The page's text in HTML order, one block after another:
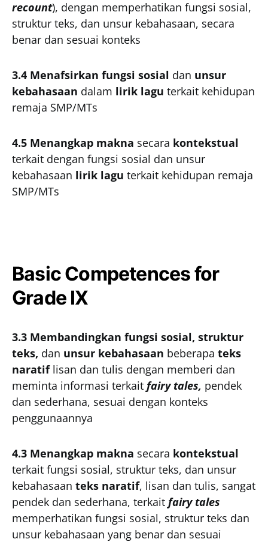
recount), dengan memperhatikan fungsi sosial,
struktur teks, dan unsur kebahasaan, secara
benar dan sesuai konteks
3.4 Menafsirkan fungsi sosial dan unsur
kebahasaan dalam lirik lagu terkait kehidupan
remaja SMP/MTs
4.5 Menangkap makna secara kontekstual
terkait dengan fungsi sosial dan unsur
kebahasaan lirik lagu terkait kehidupan remaja
SMP/MTs
Basic Competences for
Grade IX
3.3 Membandingkan fungsi sosial, struktur
teks, dan unsur kebahasaan beberapa teks
naratiflisan dan tulis dengan memberi dan
meminta informasi terkait fairy tales, pendek
dan sederhana, sesuai dengan konteks
penggunaannya
4.3 Menangkap makna secara kontekstual
terkait fungsi sosial, struktur teks, dan unsur
kebahasaan teks naratif, lisan dan tulis, sangat
pendek dan sederhana, terkait fairy tales
memperhatikan fungsi sosial, struktur teks dan
unsur kebahasaan yang benar dan sesuai